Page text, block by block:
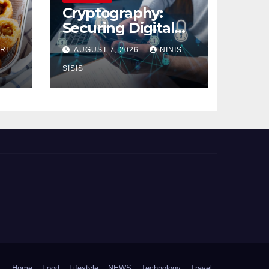
Cryptography:
Securing Digital
Communication
AUGUST 7, 2026 NINIS
SISIS